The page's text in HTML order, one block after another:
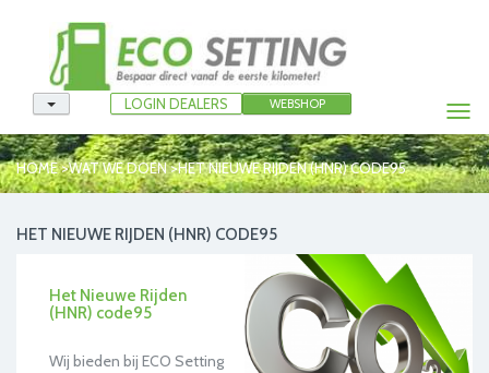
LOGIN DEALERS WEBSHOP
HOME>WAT WE DOEN>HET NIEUWE RIJDEN (HNR) CODE95
HET NIEUWE RIJDEN (HNR) CODE95
Het Nieuwe Rijden
(HNR) code95
Wij bieden bij ECO Setting